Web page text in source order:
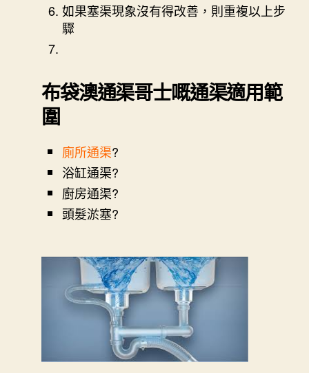
如果塞渠現象沒有得改善，則重複以上步
驟
布袋澳通渠哥士嘅通渠適用範
圍
廁所通渠?
浴缸通渠?
廚房通渠?
頭髮淤塞?